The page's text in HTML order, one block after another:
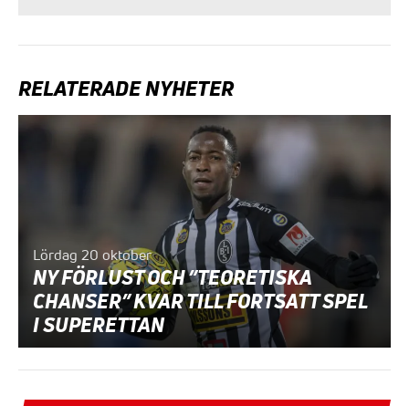
RELATERADE NYHETER
Lördag 20 oktober
NY FÖRLUST OCH ”TEORETISKA
CHANSER” KVAR TILL FORTSATT SPEL
I SUPERETTAN